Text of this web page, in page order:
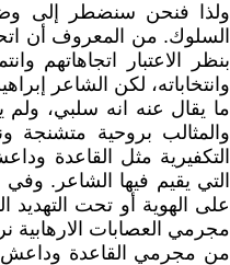
ولذا فنحن سنضطر إلى
السلوك. من المعروف أن
بنظر الاعتبار اتجاهاتهم
وانتخاباته، لكن الشاعر
ما يقال عنه انه سلبي، ولم
والمثالب بروحية
التكفيرية مثل القاعدة
التي يقيم فيها الشاعر.
على الهوية أو تحت
مجرمي العصابات
من مجرمي القاعدة